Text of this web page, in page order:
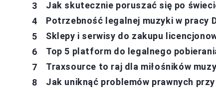
Jak skutecznie poruszać się po
Potrzebność legalnej muzyki w pracy
Sklepy i serwisy do zakupu
Top 5 platform do legalnego
Traxsource to raj dla miłośników
Jak uniknąć problemów prawnych